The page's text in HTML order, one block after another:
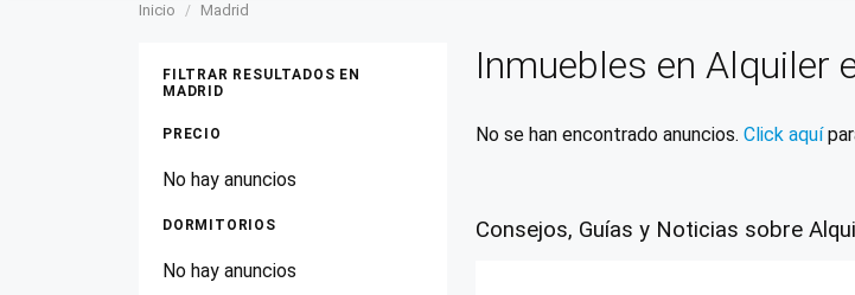
Inicio Madrid
FILTRAR RESULTADOS EN
MADRID
PRECIO
No hay anuncios
DORMITORIOS
No hay anuncios
Inmuebles en Alquiler
No se han encontrado anuncios. Click aquí
Consejos, Guías y Noticias sobre